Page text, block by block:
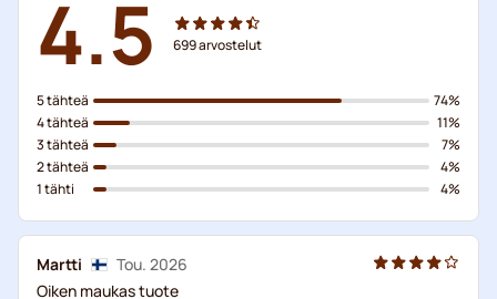
4.5 699arvostelut
5 tähteä
4 tähteä
3 tähteä
2 tähteä
1 tähti
74%
11%
7%
4%
4%
Martti
Tou. 2026
Oiken maukas tuote